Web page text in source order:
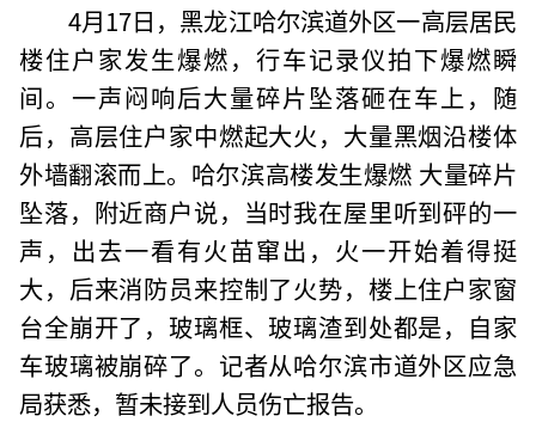
4月17日，黑龙江哈尔滨道外区一高层居民
楼住户家发生爆燃，行车记录仪拍下爆燃瞬
间。一声闷响后大量碎片坠落砸在车上，随
后，高层住户家中燃起大火，大量黑烟沿楼体
外墙翻滚而上。哈尔滨高楼发生爆燃 大量碎片
坠落，附近商户说，当时我在屋里听到砰的一
声，出去一看有火苗窜出，火一开始着得挺
大，后来消防员来控制了火势，楼上住户家窗
台全崩开了，玻璃框、玻璃渣到处都是，自家
车玻璃被崩碎了。记者从哈尔滨市道外区应急
局获悉，暂未接到人员伤亡报告。